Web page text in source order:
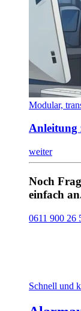
Modular,
Anleitung
weiter
Noch
einfach
0611 900 26
Schnell und